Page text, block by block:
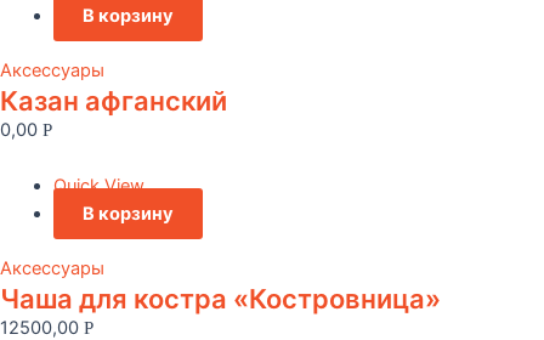
В корзину
Аксессуары
Казан афганский
0,00 Р
Quick View
В корзину
Аксессуары
Чаша для костра «Костровница»
12500,00 Р